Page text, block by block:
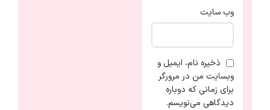
وب‌ سایت
ذخیره نام، ایمیل و
وبسایت من در مرورگر
برای زمانی که دوباره
دیدگاهی می‌نویسم.